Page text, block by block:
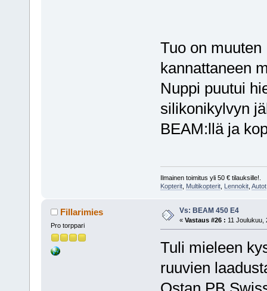
Tuo on
kannattaneen
Nuppi puutui
silikonikylvyn
BEAM:llä ja
Ilmainen toimitus yli 50 € tilauksille!.
Kopterit, Multikopterit, Lennokit, Autot
Fillarimies
Pro torppari
Vs: BEAM 450 E4
« Vastaus #26 : 11 Joulukuu,
Tuli mieleen
ruuvien